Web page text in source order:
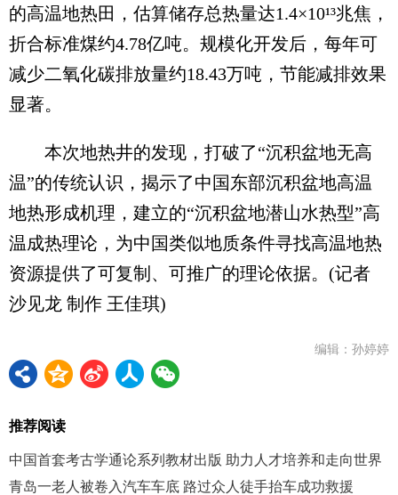
的高温地热田，估算储存总热量达1.4×10¹³兆焦，
折合标准煤约4.78亿吨。规模化开发后，每年可
减少二氧化碳排放量约18.43万吨，节能减排效果
显著。
本次地热井的发现，打破了“沉积盆地无高
温”的传统认识，揭示了中国东部沉积盆地高温
地热形成机理，建立的“沉积盆地潜山水热型”高
温成热理论，为中国类似地质条件寻找高温地热
资源提供了可复制、可推广的理论依据。(记者
沙见龙 制作 王佳琪)
编辑：孙婷婷
推荐阅读
中国首套考古学通论系列教材出版 助力人才培养和走向世界
青岛一老人被卷入汽车车底 路过众人徒手抬车成功救援